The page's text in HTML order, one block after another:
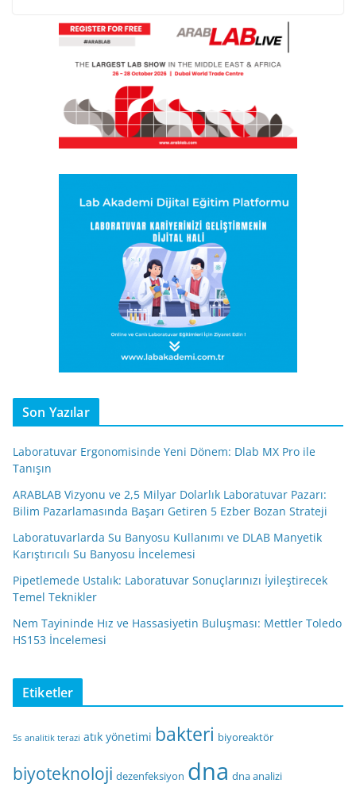
Son Yazılar
Laboratuvar Ergonomisinde Yeni Dönem: Dlab MX Pro ile
Tanışın
ARABLAB Vizyonu ve 2,5 Milyar Dolarlık Laboratuvar Pazarı:
Bilim Pazarlamasında Başarı Getiren 5 Ezber Bozan Strateji
Laboratuvarlarda Su Banyosu Kullanımı ve DLAB Manyetik
Karıştırıcılı Su Banyosu İncelemesi
Pipetlemede Ustalık: Laboratuvar Sonuçlarınızı İyileştirecek
Temel Teknikler
Nem Tayininde Hız ve Hassasiyetin Buluşması: Mettler Toledo
HS153 İncelemesi
Etiketler
5s analitik terazi atık yönetimi bakteri biyoreaktör
biyoteknoloji dezenfeksiyon dna dna analizi